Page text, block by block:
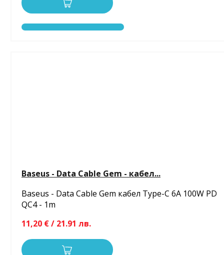
Baseus - Data Cable Gem - кабел...
Baseus - Data Cable Gem кабел Type-C 6A 100W PD
QC4 - 1m
11,20 € / 21.91 лв.